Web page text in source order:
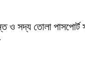
ও সদ্য তোলা পাসপোর্ট